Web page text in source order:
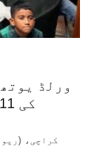
ورلڈ
کراچی،